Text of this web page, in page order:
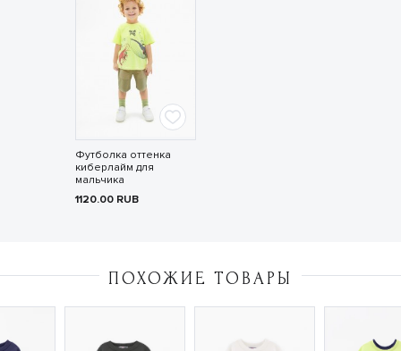
Футболка оттенка
киберлайм для
мальчика
1120.00 RUB
ПОХОЖИЕ ТОВАРЫ